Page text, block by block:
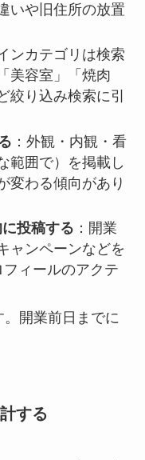
いや旧住所の放置
ンカテゴリは検索
美容室」「焼肉
絞り込み検索に引
：外観・内観・看
範囲で）を掲載し
変わる傾向があり
投稿する ：開業
ャンペーンなどを
ィールのアクテ
開業前日までに
する